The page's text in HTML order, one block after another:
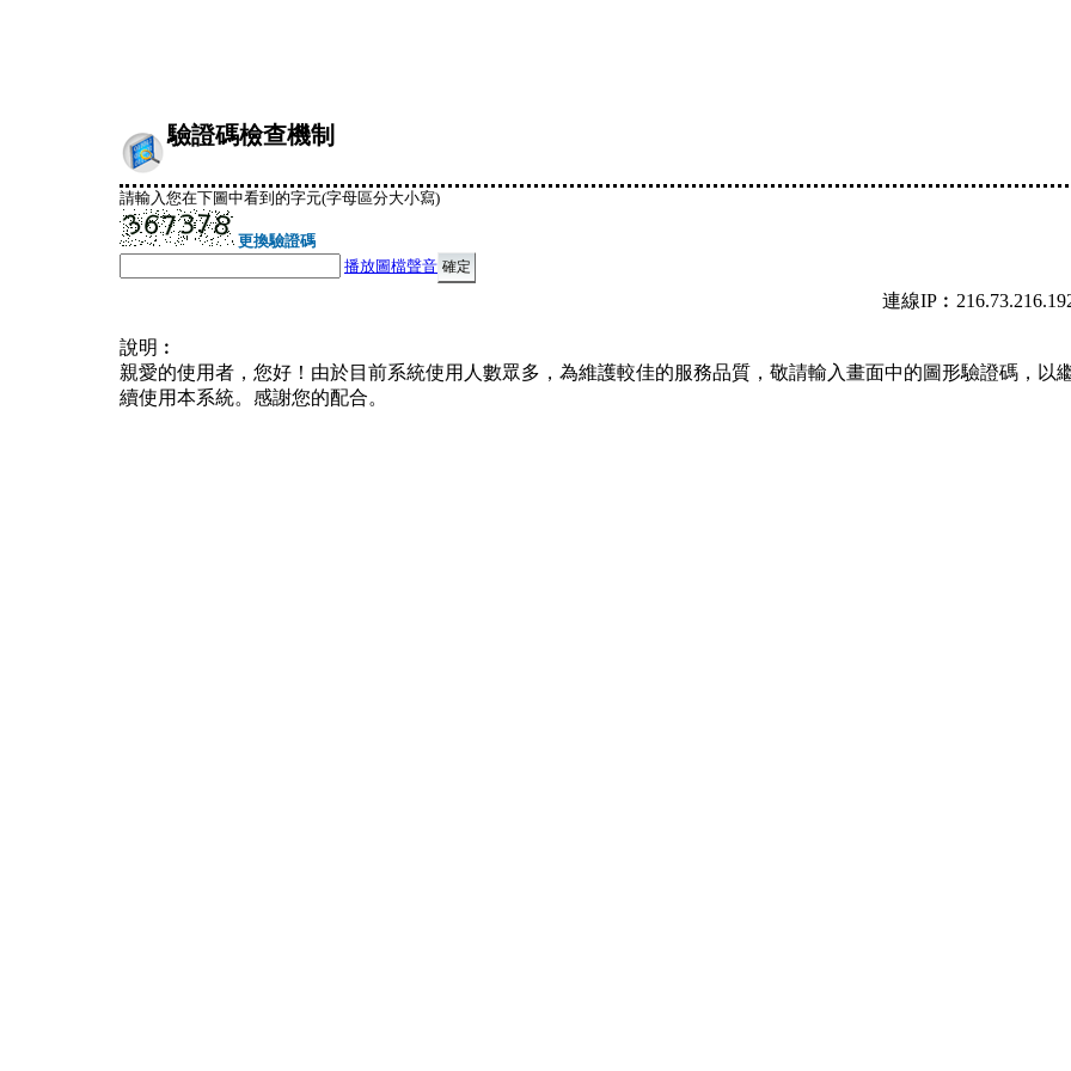
驗證碼檢查機制
請輸入您在下圖中看到的字元(字母區分大小寫)
更換驗證碼
播放圖檔聲音
連線
說明︰
親愛的使用者，您好！由於目前系統使用人數眾多，為維護較佳的服務品質，敬請輸入畫面中的圖形驗證碼，以
續使用本系統。感謝您的配合。